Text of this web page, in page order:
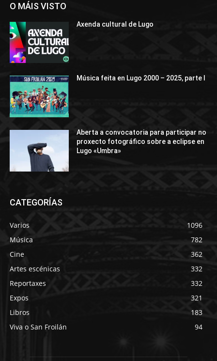
O MÁIS VISTO
Axenda cultural de Lugo
Música feita en Lugo 2000 – 2025, parte I
Aberta a convocatoria para participar no
proxecto fotográfico sobre a eclipse en
Lugo «Umbra»
CATEGORÍAS
Varios
1096
Música
782
Cine
362
Artes escénicas
332
Reportaxes
332
Expos
321
Libros
183
Viva o San Froilán
94